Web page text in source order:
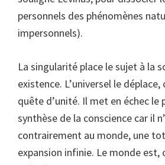
personnels des phénomènes
impersonnels).
La singularité place le sujet à la
existence. L’universel le déplace,
quête d’unité. Il met en échec le
synthèse de la conscience car il
contrairement au monde, une
expansion infinie. Le monde est,